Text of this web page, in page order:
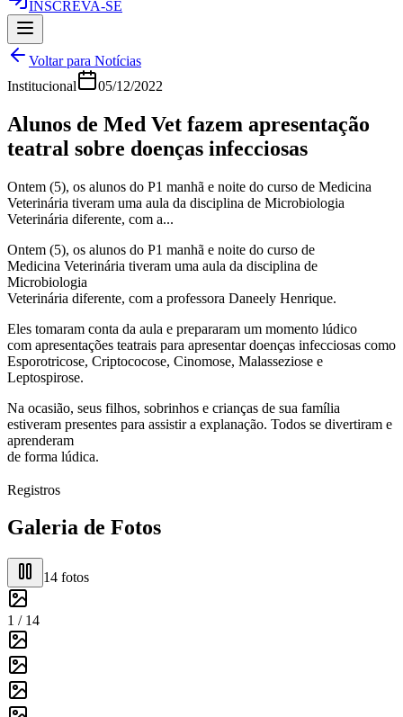
INSCREVA-SE
Voltar para Notícias
Institucional
05/12/2022
Alunos de Med Vet fazem apresentação
teatral sobre doenças infecciosas
Ontem (5), os alunos do P1 manhã e noite do curso de Medicina
Veterinária tiveram uma aula da disciplina de Microbiologia
Veterinária diferente, com a...
Ontem (5), os alunos do P1 manhã e noite do curso de
Medicina Veterinária tiveram uma aula da disciplina de
Microbiologia
Veterinária diferente, com a professora Daneely Henrique.
Eles tomaram conta da aula e prepararam um momento lúdico
com apresentações teatrais para apresentar doenças infecciosas como
Esporotricose, Criptococose, Cinomose, Malasseziose e
Leptospirose.
Na ocasião, seus filhos, sobrinhos e crianças de sua família
estiveram presentes para assistir a explanação. Todos se divertiram e
aprenderam
de forma lúdica.
Registros
Galeria de Fotos
14 fotos
1 / 14